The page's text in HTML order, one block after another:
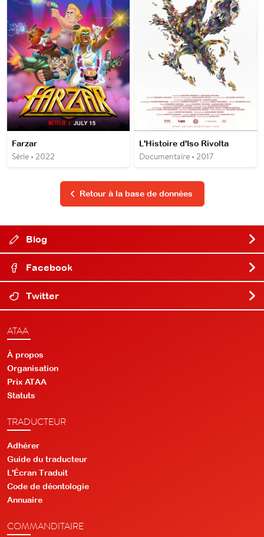
Farzar
Série • 2022
L'Histoire d'Iso Rivolta
Documentaire • 2017
Retour à la base de données
Blog
Facebook
Twitter
ATAA
À propos
Organisation
Prix ATAA
Statuts
TRADUCTEUR
Adhérer
Guide du traducteur
L'Écran Traduit
Code de déontologie
Annuaire
COMMANDITAIRE